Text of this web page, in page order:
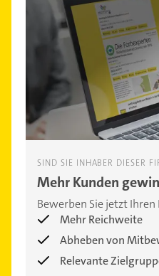
SIND SIE INHABER DIESER
Mehr Kunden
Bewerben Sie jetzt
Mehr Reichweite
Abheben von
Relevante